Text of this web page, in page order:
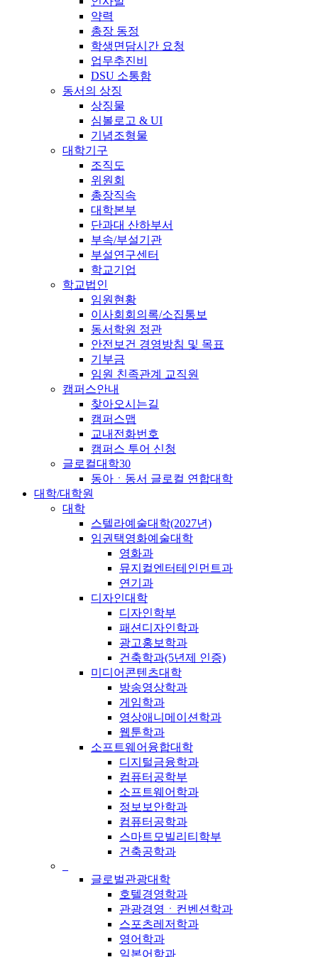
약력
총장 동정
학생면담시간 요청
업무추진비
DSU 소통함
동서의 상징
상징물
심볼로고 & UI
기념조형물
대학기구
조직도
위원회
총장직속
대학본부
단과대 산하부서
부속/부설기관
부설연구센터
학교기업
학교법인
임원현황
이사회회의록/소집통보
동서학원 정관
안전보건 경영방침 및 목표
기부금
임원 친족관계 교직원
캠퍼스안내
찾아오시는길
캠퍼스맵
교내전화번호
캠퍼스 투어 신청
글로컬대학30
동아ㆍ동서 글로컬 연합대학
대학/대학원
대학
스텔라예술대학(2027년)
임권택영화예술대학
영화과
뮤지컬엔터테인먼트과
연기과
디자인대학
디자인학부
패션디자인학과
광고홍보학과
건축학과(5년제 인증)
미디어콘텐츠대학
방송영상학과
게임학과
영상애니메이션학과
웹툰학과
소프트웨어융합대학
디지털금융학과
컴퓨터공학부
소프트웨어학과
정보보안학과
컴퓨터공학과
스마트모빌리티학부
건축공학과
글로벌관광대학
호텔경영학과
관광경영ㆍ컨벤션학과
스포츠레저학과
영어학과
일본어학과